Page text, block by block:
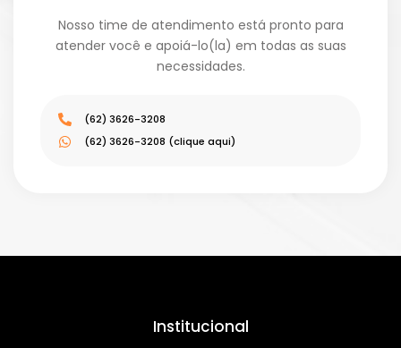
Nosso time de atendimento está pronto para
atender você e apoiá-lo(la) em todas as suas
necessidades.
(62) 3626-3208
(62) 3626-3208 (clique aqui)
Institucional